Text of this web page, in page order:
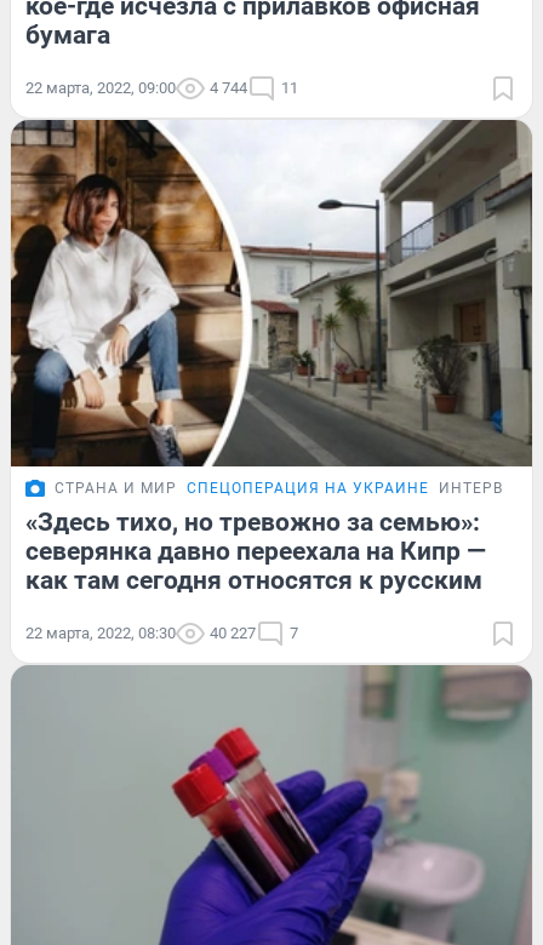
бумага
22 марта, 2022, 09:00 4 744 11
СТРАНА И МИР СПЕЦОПЕРАЦИЯ НА УКРАИНЕ ИНТЕРВЬЮ
«Здесь тихо, но тревожно за семью»:
северянка давно переехала на Кипр —
как там сегодня относятся к русским
22 марта, 2022, 08:30 40 227 7